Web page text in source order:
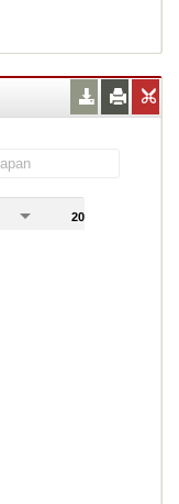
2018